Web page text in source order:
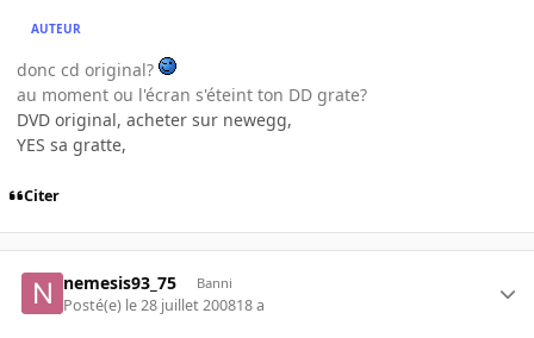
AUTEUR
donc cd original?
au moment ou l'écran s'éteint ton DD grate?
DVD original, acheter sur newegg,
YES sa gratte,
Citer
nemesis93_75 Banni
Posté(e) le 28 juillet 200818 a